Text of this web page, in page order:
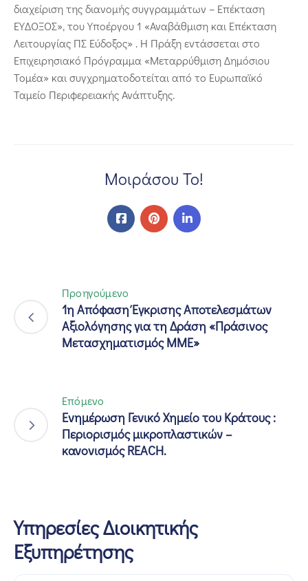
διαχείριση της διανομής συγγραμμάτων – Επέκταση
ΕΥΔΟΞΟΣ», του Υποέργου 1 «Αναβάθμιση και Επέκταση
Λειτουργίας ΠΣ Εύδοξος» . Η Πράξη εντάσσεται στο
Επιχειρησιακό Πρόγραμμα «Μεταρρύθμιση Δημόσιου
Τομέα» και συγχρηματοδοτείται από το Ευρωπαϊκό
Ταμείο Περιφερειακής Ανάπτυξης.
Μοιράσου Το!
Προηγούμενο
1η Απόφαση Έγκρισης Αποτελεσμάτων
Αξιολόγησης για τη Δράση «Πράσινος
Μετασχηματισμός ΜΜΕ»
Επόμενο
Ενημέρωση Γενικό Χημείο του Κράτους :
Περιορισμός μικροπλαστικών –
κανονισμός REACH.
Υπηρεσίες Διοικητικής
Εξυπηρέτησης